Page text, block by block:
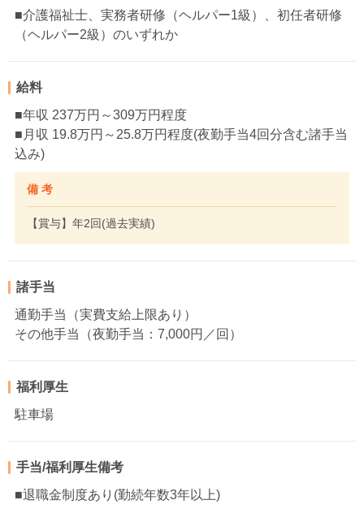
■介護福祉士、実務者研修（ヘルパー1級）、初任者研修
（ヘルパー2級）のいずれか
給料
■年収 237万円～309万円程度
■月収 19.8万円～25.8万円程度(夜勤手当4回分含む諸手当
込み)
備 考
【賞与】年2回(過去実績)
諸手当
通勤手当（実費支給上限あり）
その他手当（夜勤手当：7,000円／回）
福利厚生
駐車場
手当/福利厚生備考
■退職金制度あり(勤続年数3年以上)